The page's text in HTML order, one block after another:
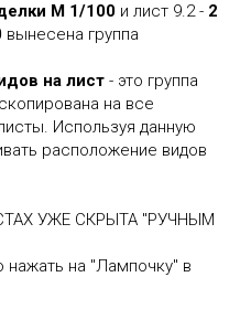
М 1/100 и лист 9.2 - 2
вынесена группа
на лист - это группа
на все
Используя данную
расположение видов
УЖЕ СКРЫТА "РУЧНЫМ
нажать на "Лампочку" в